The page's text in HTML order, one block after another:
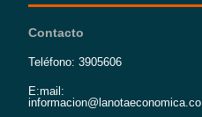
Contacto
Teléfono: 3905606
E:mail:
informacion@lanotaeconomica.co